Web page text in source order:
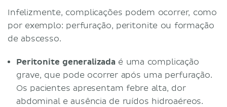
Infelizmente, complicações podem ocorrer, como
por exemplo: perfuração, peritonite ou formação
de abscesso.
Peritonite generalizada é uma complicação
grave, que pode ocorrer após uma perfuração.
Os pacientes apresentam febre alta, dor
abdominal e ausência de ruídos hidroaéreos.